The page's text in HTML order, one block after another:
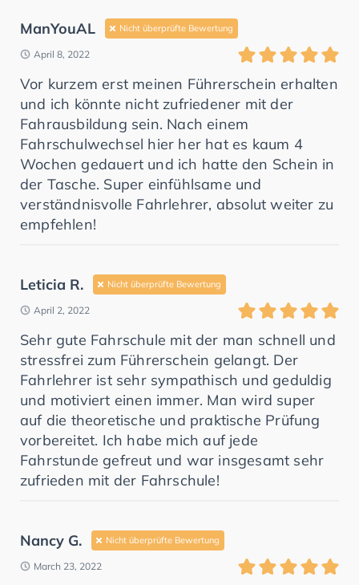
ManYouAL Nicht überprüfte Bewertung
April 8, 2022
Vor kurzem erst meinen Führerschein erhalten
und ich könnte nicht zufriedener mit der
Fahrausbildung sein. Nach einem
Fahrschulwechsel hier her hat es kaum 4
Wochen gedauert und ich hatte den Schein in
der Tasche. Super einfühlsame und
verständnisvolle Fahrlehrer, absolut weiter zu
empfehlen!
Leticia R. Nicht überprüfte Bewertung
April 2, 2022
Sehr gute Fahrschule mit der man schnell und
stressfrei zum Führerschein gelangt. Der
Fahrlehrer ist sehr sympathisch und geduldig
und motiviert einen immer. Man wird super
auf die theoretische und praktische Prüfung
vorbereitet. Ich habe mich auf jede
Fahrstunde gefreut und war insgesamt sehr
zufrieden mit der Fahrschule!
Nancy G. Nicht überprüfte Bewertung
March 23, 2022